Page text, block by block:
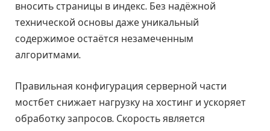
вносить страницы в индекс. Без надёжной
технической основы даже уникальный
содержимое остаётся незамеченным
алгоритмами.
Правильная конфигурация серверной части
мостбет снижает нагрузку на хостинг и ускоряет
обработку запросов. Скорость является